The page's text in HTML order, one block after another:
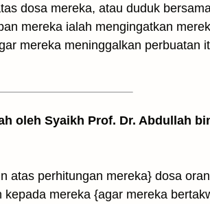
dosa mereka, atau duduk
mereka ialah mengingatkan
mereka meninggalkan perbuatan
oleh Syaikh Prof. Dr. Abdullah
atas perhitungan mereka} dosa
mereka {agar mereka